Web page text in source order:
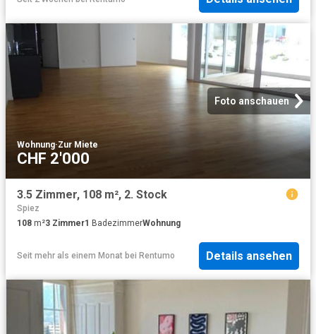
Foto anschauen
Wohnung·Zur Miete
CHF 2'000
3.5 Zimmer, 108 m², 2. Stock
Spiez
108 m²3 Zimmer1 BadezimmerWohnung
Seit mehr als einem Monat bei Rentumo Details ansehen